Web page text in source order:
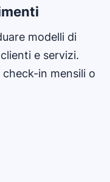
modelli di
e servizi.
in mensili o